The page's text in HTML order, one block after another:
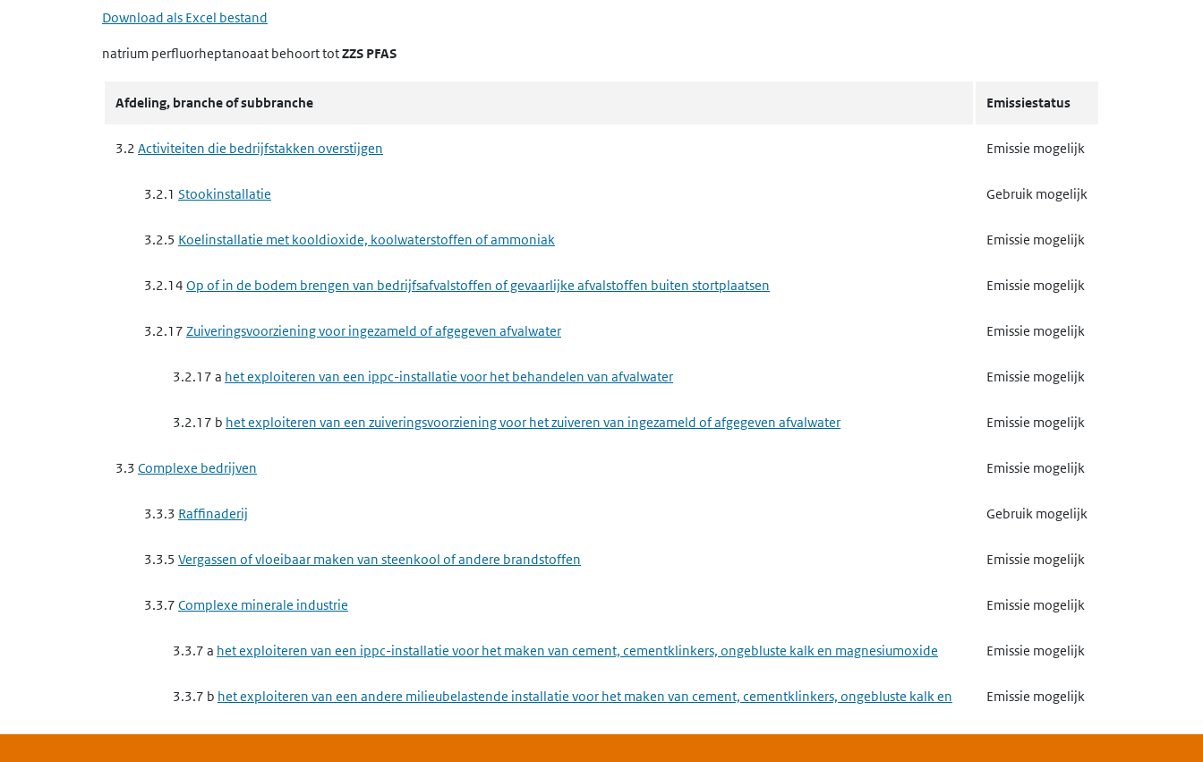
Download als Excel bestand
natrium perfluorheptanoaat behoort totZZS PFAS
Afdeling, branche of subbranche Emissiestatus
3.2 Activiteiten die bedrijfstakken overstijgen Emissie mogelijk
3.2.1 Stookinstallatie Gebruik mogelijk
3.2.5 Koelinstallatie met kooldioxide, koolwaterstoffen of ammoniak Emissie mogelijk
3.2.14 Op of in de bodem brengen van bedrijfsafvalstoffen of gevaarlijke afvalstoffen buiten stortplaatsen Emissie mogelijk
3.2.17 Zuiveringsvoorziening voor ingezameld of afgegeven afvalwater Emissie mogelijk
3.2.17 a het exploiteren van een ippc-installatie voor het behandelen van afvalwater Emissie mogelijk
3.2.17 b het exploiteren van een zuiveringsvoorziening voor het zuiveren van ingezameld of afgegeven afvalwater Emissie mogelijk
3.3 Complexe bedrijven Emissie mogelijk
3.3.3 Raffinaderij Gebruik mogelijk
3.3.5 Vergassen of vloeibaar maken van steenkool of andere brandstoffen Emissie mogelijk
3.3.7 Complexe minerale industrie Emissie mogelijk
3.3.7 a het exploiteren van een ippc-installatie voor het maken van cement, cementklinkers, ongebluste kalk en magnesiumoxide Emissie mogelijk
3.3.7 b het exploiteren van een andere milieubelastende installatie voor het maken van cement, cementklinkers, ongebluste kalk en
Emissie mogelijk